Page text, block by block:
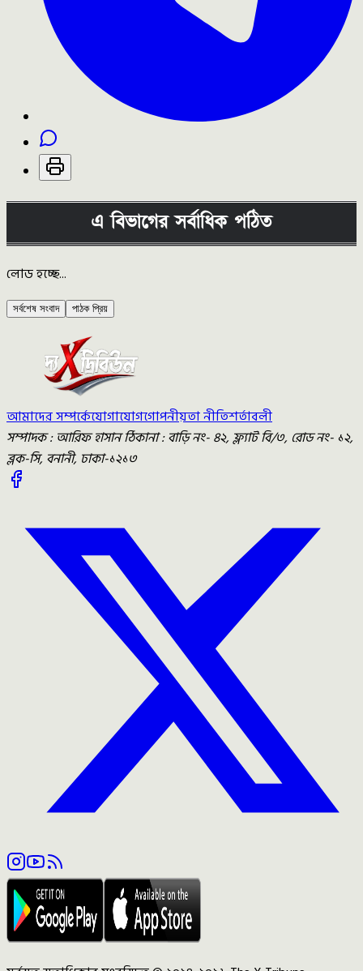
এ বিভাগের সর্বাধিক পঠিত
লোড হচ্ছে...
সর্বশেষ সংবাদ পাঠক প্রিয়
আমাদের সম্পর্কেযোগাযোগগোপনীয়তা নীতিশর্তাবলী
সম্পাদক : আরিফ হাসান ঠিকানা : বাড়ি নং- ৪২, ফ্ল্যাট বি/৩, রোড নং- ১২,
ব্লক-সি, বনানী, ঢাকা-১২১৩